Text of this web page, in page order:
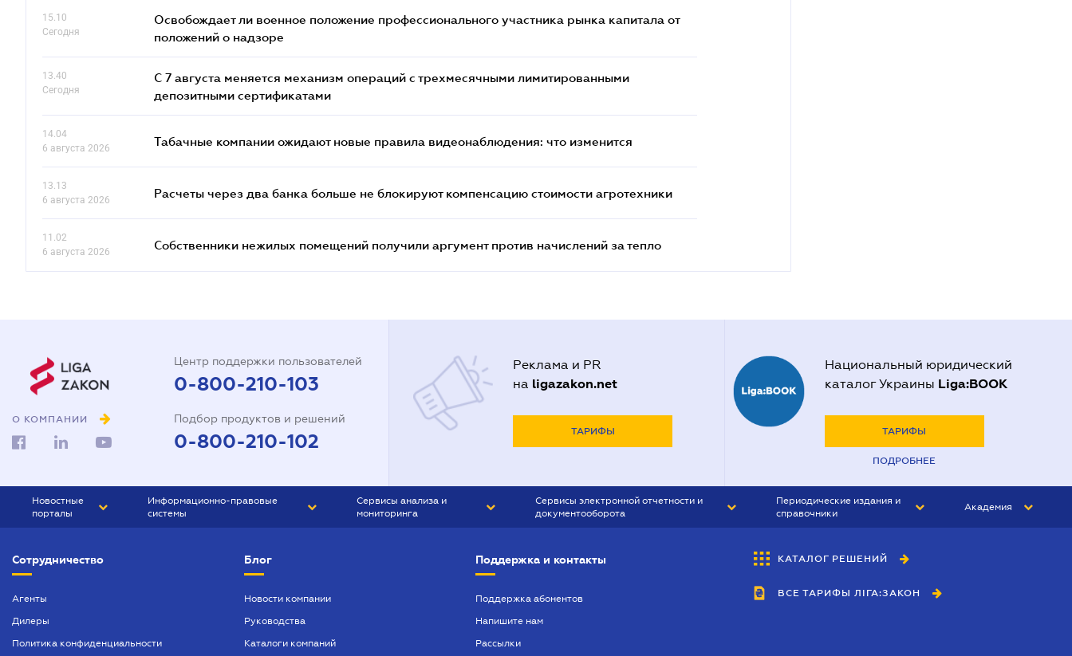
15.10
Сегодня
Освобождает ли военное положение профессионального участника рынка капитала от
положений о надзоре
13.40
Сегодня
С 7 августа меняется механизм операций с трехмесячными лимитированными
депозитными сертификатами
14.04
6 августа 2026
Табачные компании ожидают новые правила видеонаблюдения: что изменится
13.13
6 августа 2026
Расчеты через два банка больше не блокируют компенсацию стоимости агротехники
11.02
6 августа 2026
Собственники нежилых помещений получили аргумент против начислений за тепло
О КОМПАНИИ
Центр поддержки пользователей
0-800-210-103
Подбор продуктов и решений
0-800-210-102
Реклама и PR
на ligazakon.net
ТАРИФЫ
Национальный юридический
каталог Украины Liga:BOOK
ТАРИФЫ
ПОДРОБНЕЕ
Новостные
порталы
БИЗНЕС
Информационно-правовые
системы
БУХГАЛТЕР ПРОФ
ЮРИСТ ПРОФ
Сервисы анализа и
мониторинга
Сервисы электронной отчетности и
документооборота
Периодические издания и
справочники
БУХГАЛТЕР&ЗАКОН
ВЕСТНИК МСФО
Академия
Сотрудничество
Агенты
Дилеры
Политика конфиденциальности
Блог
Новости компании
Руководства
Каталоги компаний
Поддержка и контакты
Поддержка абонентов
Напишите нам
Рассылки
КАТАЛОГ РЕШЕНИЙ
ВСЕ ТАРИФЫ ЛІГА:ЗАКОН